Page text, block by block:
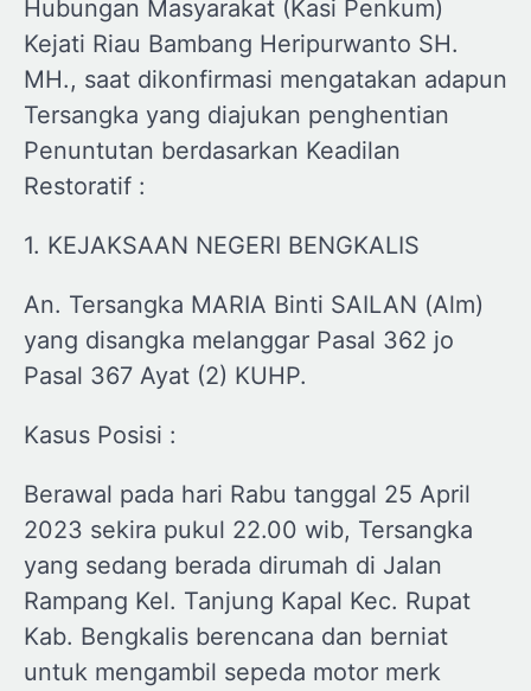
Hubungan Masyarakat (Kasi Penkum)
Kejati Riau Bambang Heripurwanto SH.
MH., saat dikonfirmasi mengatakan adapun
Tersangka yang diajukan penghentian
Penuntutan berdasarkan Keadilan
Restoratif :
1. KEJAKSAAN NEGERI BENGKALIS
An. Tersangka MARIA Binti SAILAN (Alm)
yang disangka melanggar Pasal 362 jo
Pasal 367 Ayat (2) KUHP.
Kasus Posisi :
Berawal pada hari Rabu tanggal 25 April
2023 sekira pukul 22.00 wib, Tersangka
yang sedang berada dirumah di Jalan
Rampang Kel. Tanjung Kapal Kec. Rupat
Kab. Bengkalis berencana dan berniat
untuk mengambil sepeda motor merk